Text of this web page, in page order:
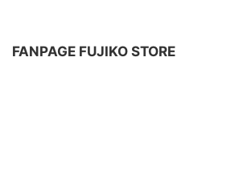
FANPAGE FUJIKO STORE